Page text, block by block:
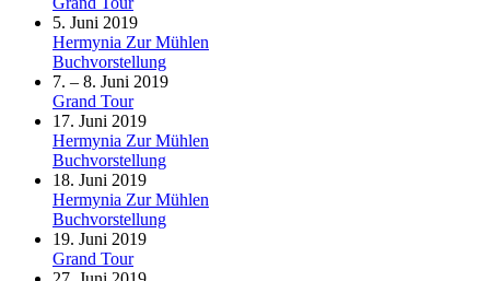
5. Juni 2019
Hermynia Zur Mühlen
Buchvorstellung
7. – 8. Juni 2019
Grand Tour
17. Juni 2019
Hermynia Zur Mühlen
Buchvorstellung
18. Juni 2019
Hermynia Zur Mühlen
Buchvorstellung
19. Juni 2019
Grand Tour